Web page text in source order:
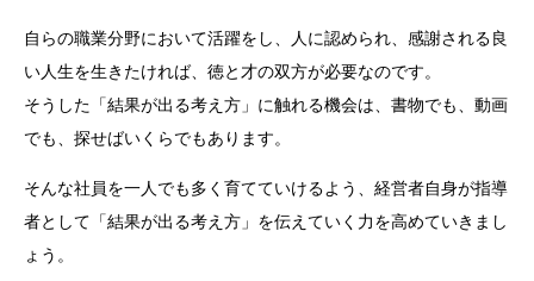
自らの職業分野において活躍をし、人に認められ、感謝される良
い人生を生きたければ、徳と才の双方が必要なのです。
そうした「結果が出る考え方」に触れる機会は、書物でも、動画
でも、探せばいくらでもあります。
そんな社員を一人でも多く育てていけるよう、経営者自身が指導
者として「結果が出る考え方」を伝えていく力を高めていきまし
ょう。